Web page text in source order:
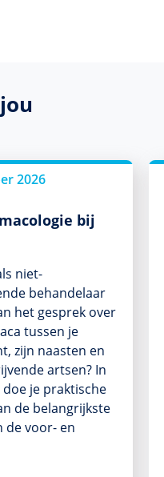
2026
bij
niet-
behandelaar
het gesprek over
tussen je
zijn naasten en
artsen? In
doe je praktische
de belangrijkste
de voor- en